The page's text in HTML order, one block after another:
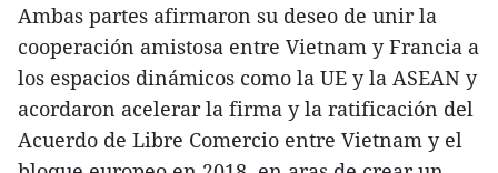
Ambas partes afirmaron su deseo de unir la
cooperación amistosa entre Vietnam y Francia a
los espacios dinámicos como la UE y la ASEAN y
acordaron acelerar la firma y la ratificación del
Acuerdo de Libre Comercio entre Vietnam y el